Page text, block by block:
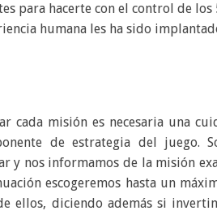
para hacerte con el control de
humana les ha sido
cada misión es necesaria una
de estrategia del juego.
y nos informamos de la misión
escogeremos hasta un
ellos, diciendo además si